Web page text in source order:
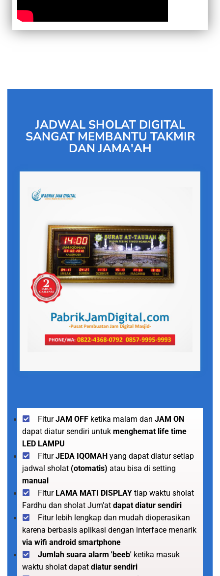
JADWAL SHOLAT DIGITAL
SANGAT MEMBANTU TAKMIR
DAN JAMA'AH
FiturJAM OFF ketika malam dan JAM ON
dapat diatur sendiri untuk menghemat life time
LED LAMPU
FiturJEDA IQOMAH yang dapat diatur setiap
jadwal sholat (otomatis) atau bisa di setting
manual
Fitur LAMA MATI DISPLAY tiap waktu sholat
Fardhu dan sholat Jum’at dapat diatur sendiri
Fitur lebih lengkap dan mudah dioperasikan
karena berbasis aplikasi dengan interface menarik
via wifi android smartphone
Jumlah suara alarm 'beeb' ketika masuk
waktu sholat dapat diatur sendiri